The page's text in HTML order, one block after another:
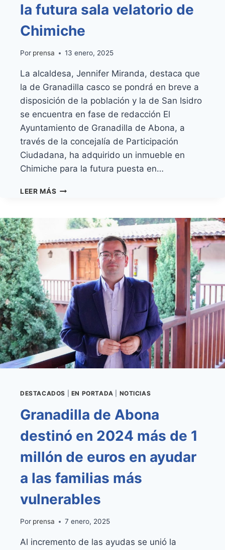
la futura sala velatorio de
Chimiche
Por prensa 13 enero, 2025
La alcaldesa, Jennifer Miranda, destaca que
la de Granadilla casco se pondrá en breve a
disposición de la población y la de San Isidro
se encuentra en fase de redacción El
Ayuntamiento de Granadilla de Abona, a
través de la concejalía de Participación
Ciudadana, ha adquirido un inmueble en
Chimiche para la futura puesta en…
LEER MÁS EL
INMUEBLE
QUE
ALBERGARÁ
FUTURA
SALA
VELATORIO
DE
CHIMICHE
DESTACADOS EN PORTADA NOTICIAS
Granadilla de Abona
destinó en 2024 más de 1
millón de euros en ayudar
a las familias más
vulnerables
Por prensa 7 enero, 2025
Al incremento de las ayudas se unió la